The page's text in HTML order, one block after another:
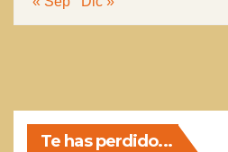
Te has perdido...